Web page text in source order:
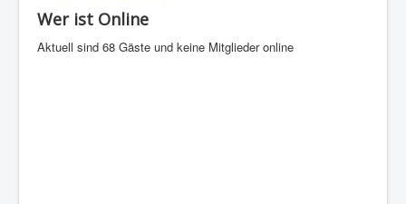
Wer ist Online
Aktuell sind 68 Gäste und keine Mitglieder online